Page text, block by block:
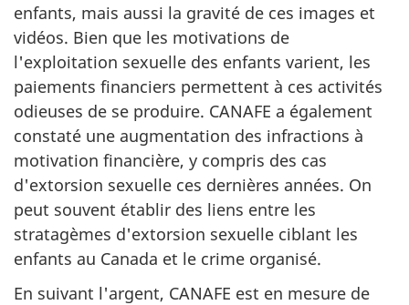
enfants, mais aussi la gravité de ces images et
vidéos. Bien que les motivations de
l'exploitation sexuelle des enfants varient, les
paiements financiers permettent à ces activités
odieuses de se produire. CANAFE a également
constaté une augmentation des infractions à
motivation financière, y compris des cas
d'extorsion sexuelle ces dernières années. On
peut souvent établir des liens entre les
stratagèmes d'extorsion sexuelle ciblant les
enfants au Canada et le crime organisé.
En suivant l'argent, CANAFE est en mesure de